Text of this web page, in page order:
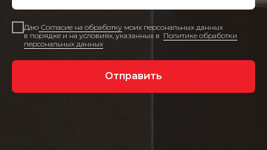
Даю Согласие на обработку моих персональных данных
в порядке и на условиях, указанных в Политике обработки
персональных данных
Отправить